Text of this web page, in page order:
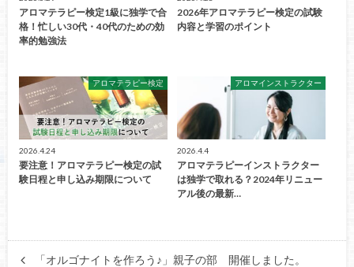
アロマテラピー検定1級に独学で合
格！忙しい30代・40代のための効
率的勉強法
2026年アロマテラピー検定の試験
内容と学習のポイント
アロマテラピー検定
2026.4.24
要注意！アロマテラピー検定の試
験日程と申し込み期限について
アロマインストラクター
2026.4.4
アロマテラピーインストラクター
は独学で取れる？2024年リニュー
アル後の最新…
「オルゴナイトを作ろう♪」親子の部 開催しました。